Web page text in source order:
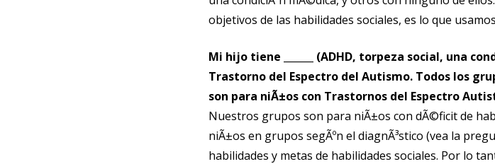
objetivos de las habilidades sociales, es lo que
Mi hijo tiene ______ (ADHD, torpeza social, una
Trastorno del Espectro del Autismo. Todos los
son para niÃ±os con Trastornos del Espectro
Nuestros grupos son para niÃ±os con dÃ©ficit de
niÃ±os en grupos segÃºn el diagnÃ³stico (vea la
habilidades y metas de habilidades sociales. Por lo